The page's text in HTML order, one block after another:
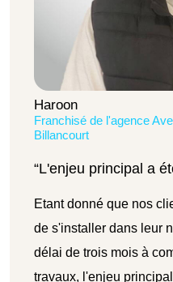
Haroon
Franchisé de l'agence
Billancourt
“L'enjeu principal a
Etant donné que nos
de s'installer dans leur
délai de trois mois à
travaux, l'enjeu